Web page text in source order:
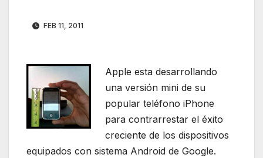
FEB 11, 2011
Apple esta desarrollando
una versión mini de su
popular teléfono iPhone
para contrarrestar el éxito
creciente de los dispositivos
equipados con sistema Android de Google.